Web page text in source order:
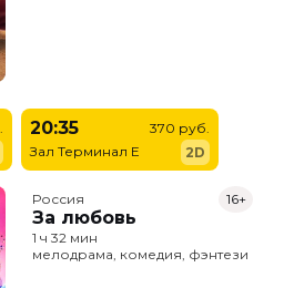
20:35
Зал Терминал E
370 руб.
2D
Россия
За любовь
16+
1 ч 32 мин
мелодрама, комедия, фэнтези